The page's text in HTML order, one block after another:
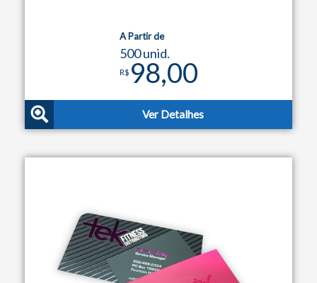
A Partir de
500 unid.
R$ 98,00
Ver Detalhes